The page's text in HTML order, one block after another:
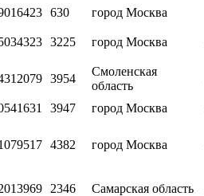
630 город Москва
3225 город Москва
3954
Смоленская
область
3947 город Москва
4382 город Москва
2346 Самарская область